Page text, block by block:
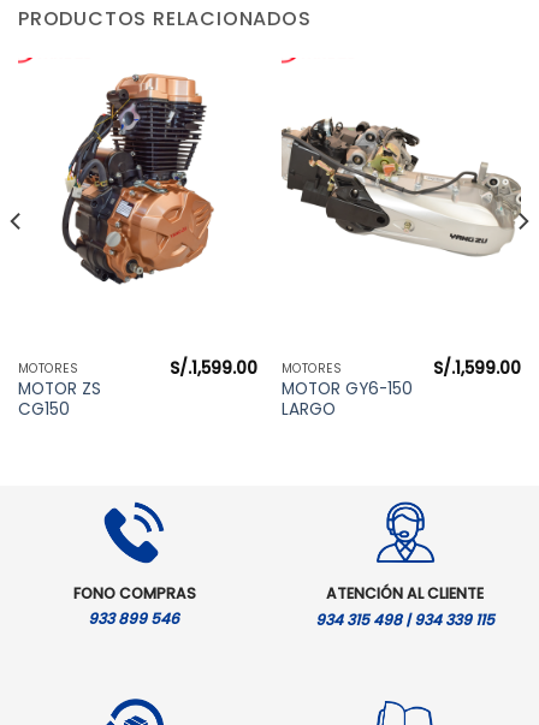
PRODUCTOS RELACIONADOS
MOTORES
MOTOR ZS
CG150
S/.1,599.00 MOTORES
MOTOR GY6-150
LARGO
S/.1,599.00
FONO COMPRAS
933 899 546
ATENCIÓN AL CLIENTE
934 315 498 | 934 339 115